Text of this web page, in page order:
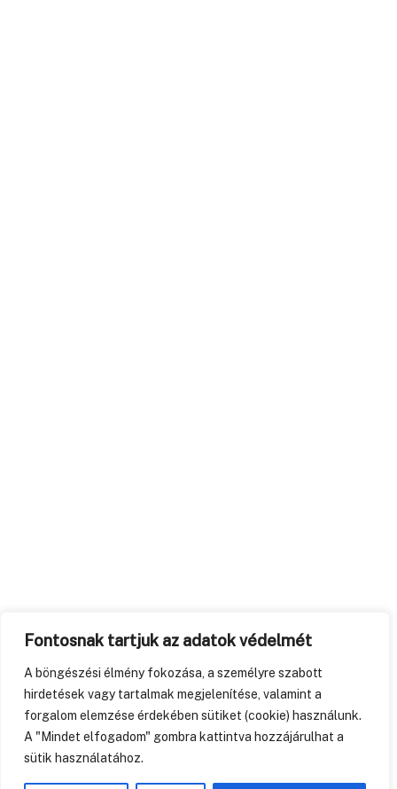
Fontosnak tartjuk az adatok védelmét
A böngészési élmény fokozása, a személyre szabott
hirdetések vagy tartalmak megjelenítése, valamint a
forgalom elemzése érdekében sütiket (cookie) használunk.
A "Mindet elfogadom" gombra kattintva hozzájárulhat a
sütik használatához.